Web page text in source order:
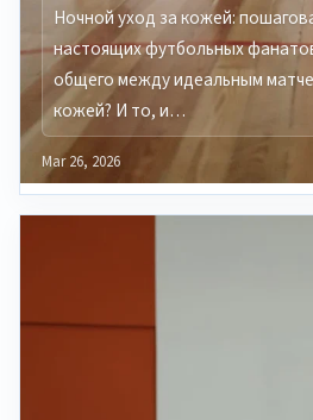
Ночной уход за кожей:
настоящих футбольных
общего между идеальным
кожей? И то, и…
Mar 26, 2026